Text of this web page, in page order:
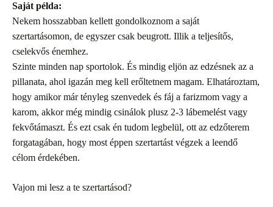
Saját példa:
Nekem hosszabban kellett gondolkoznom a saját
szertartásomon, de egyszer csak beugrott. Illik a teljesítős,
cselekvős énemhez.
Szinte minden nap sportolok. És mindig eljön az edzésnek az a
pillanata, ahol igazán meg kell erőltetnem magam. Elhatároztam,
hogy amikor már tényleg szenvedek és fáj a farizmom vagy a
karom, akkor még mindig csinálok plusz 2-3 lábemelést vagy
fekvőtámaszt. És ezt csak én tudom legbelül, ott az edzőterem
forgatagában, hogy most éppen szertartást végzek a leendő
célom érdekében.
Vajon mi lesz a te szertartásod?